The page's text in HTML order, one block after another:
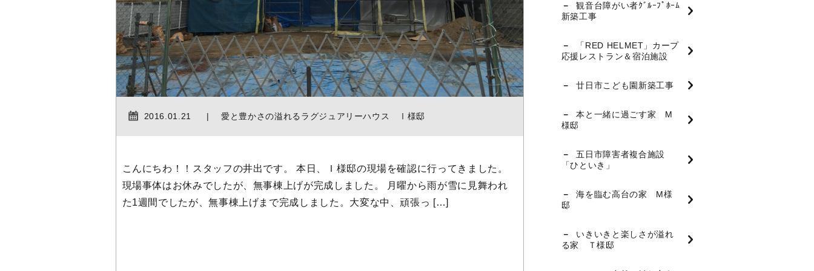
2016.01.21 愛と豊かさの溢れるラグジュアリーハウス Ⅰ様邸
こんにちわ！！スタッフの井出です。 本日、Ｉ様邸の現場を確認に行ってきました。
現場事体はお休みでしたが、無事棟上げが完成しました。 月曜から雨が雪に見舞われ
た1週間でしたが、無事棟上げまで完成しました。大変な中、頑張っ […]
観音台障がい者ｸﾞﾙｰﾌﾟﾎｰﾑ
新築工事
「RED HELMET」カープ
応援レストラン＆宿泊施設
廿日市こども園新築工事
本と一緒に過ごす家 M
様邸
五日市障害者複合施設
「ひといき」
海を臨む高台の家 M様
邸
いきいきと楽しさが溢れ
る家 Ｔ様邸